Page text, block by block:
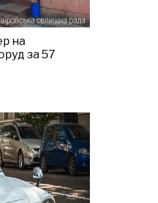
на
за 57